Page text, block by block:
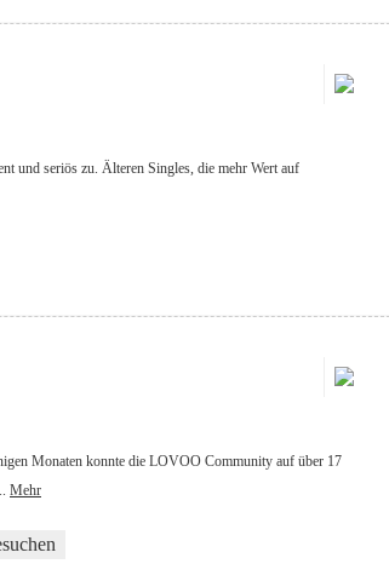
und seriös zu. Älteren Singles, die mehr Wert auf
Monaten konnte die LOVOO Community auf über 17
Mehr